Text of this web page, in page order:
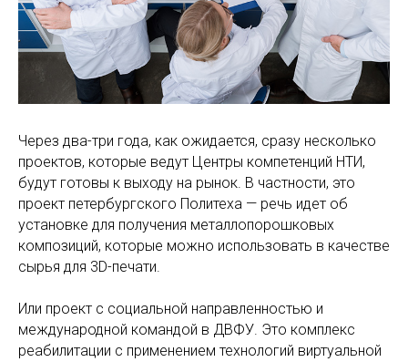
Через два-три года, как ожидается, сразу несколько
проектов, которые ведут Центры компетенций НТИ,
будут готовы к выходу на рынок. В частности, это
проект петербургского Политеха — речь идет об
установке для получения металлопорошковых
композиций, которые можно использовать в качестве
сырья для 3D-печати.
Или проект с социальной направленностью и
международной командой в ДВФУ. Это комплекс
реабилитации с применением технологий виртуальной